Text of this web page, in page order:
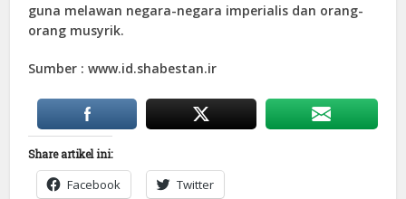
guna melawan negara-negara imperialis dan orang-
orang musyrik.
Sumber : www.id.shabestan.ir
Share artikel ini:
Facebook Twitter